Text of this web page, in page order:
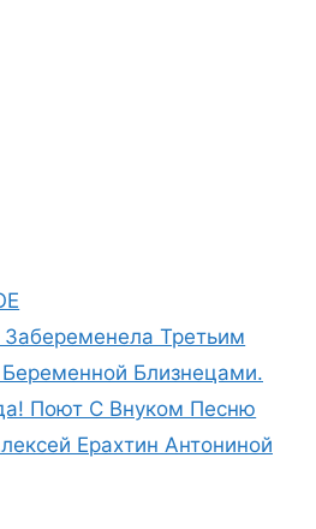
Третьим
Близнецами.
Поют С Внуком Песню
Ерахтин Антониной